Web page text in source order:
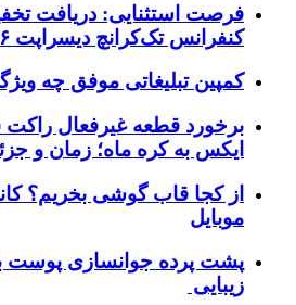
کنفرانس تک‌کرانچ دیسراپت ۲۰۲۶
کمپین تبلیغاتی موفق چه
ایکس به کره ماه؛ زمان و
از کجا قاب گوشی بخریم؟
موبایل
پشت پرده جوانسازی پوست
زیبایی